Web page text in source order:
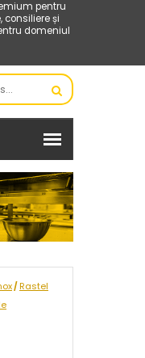
pentru
consiliere și
domeniul
/Rastel